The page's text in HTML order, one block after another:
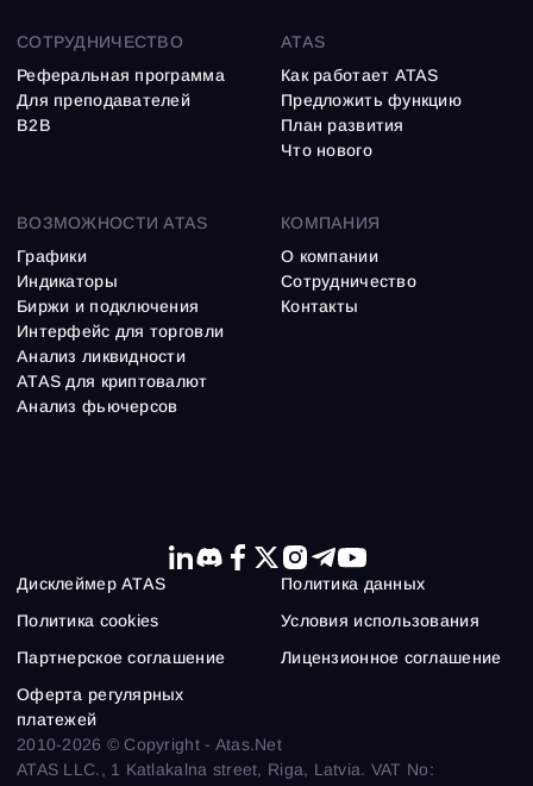
ВОЗМОЖНОСТИ ATAS
Графики
Индикаторы
Биржи и подключения
Интерфейс для торговли
Анализ ликвидности
ATAS для криптовалют
Анализ фьючерсов
СОТРУДНИЧЕСТВО
Реферальная программа
Для преподавателей
B2B
ATAS
Как работает ATAS
Предложить функцию
План развития
Что нового
КОМПАНИЯ
О компании
Сотрудничество
Контакты
2010-2026 © Copyright - Atas.Net
ATAS LLC., 1 Katlakalna street, Riga, Latvia. VAT No:
Дисклеймер ATAS
Политика данных
Политика cookies
Условия использования
Партнерское соглашение
Лицензионное соглашение
Оферта регулярных
платежей